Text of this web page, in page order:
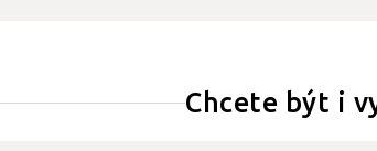
Chcete být i